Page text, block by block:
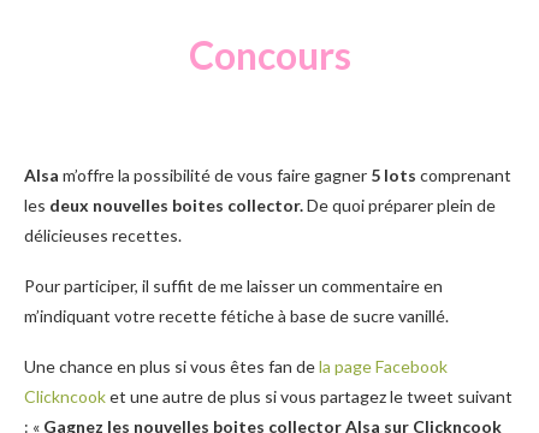
Concours
Alsa m’offre la possibilité de vous faire gagner 5 lots comprenant
les deux nouvelles boites collector.De quoi préparer plein de
délicieuses recettes.
Pour participer, il suffit de me laisser un commentaire en
m’indiquant votre recette fétiche à base de sucre vanillé.
Une chance en plus si vous êtes fan dela page Facebook
Clickncooket une autre de plus si vous partagez le tweet suivant
: « Gagnez les nouvelles boites collector Alsa sur Clickncook